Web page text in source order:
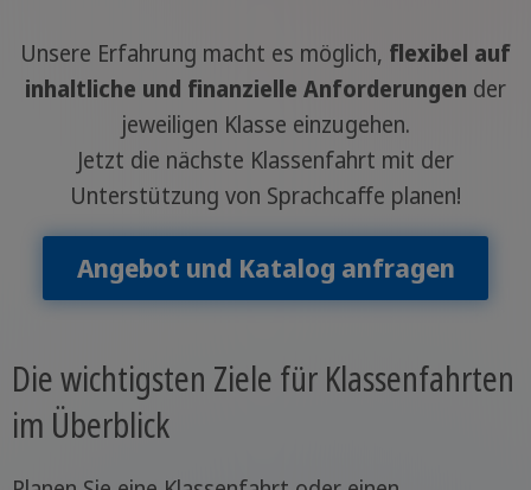
Unsere Erfahrung macht es möglich, flexibel auf
inhaltliche und finanzielle Anforderungen der
jeweiligen Klasse einzugehen.
Jetzt die nächste Klassenfahrt mit der
Unterstützung von Sprachcaffe planen!
Angebot und Katalog anfragen
Die wichtigsten Ziele für Klassenfahrten
im Überblick